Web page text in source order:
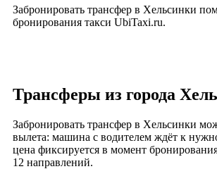
Забронировать трансфер в Хельсинки
бронирования такси UbiTaxi.ru.
Трансферы из города
Забронировать трансфер в Хельсинки
вылета: машина с водителем ждёт к
цена фиксируется в момент
12 направлений.